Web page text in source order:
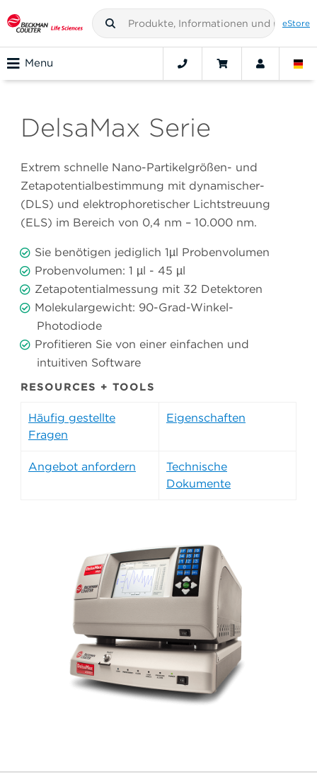
eStore
Menu
DelsaMax Serie
Extrem schnelle Nano-Partikelgrößen- und
Zetapotentialbestimmung mit dynamischer-
(DLS) und elektrophoretischer Lichtstreuung
(ELS) im Bereich von 0,4 nm – 10.000 nm.
Sie benötigen jediglich 1µl Probenvolumen
Probenvolumen: 1 µl - 45 µl
Zetapotentialmessung mit 32 Detektoren
Molekulargewicht: 90-Grad-Winkel-
Photodiode
Profitieren Sie von einer einfachen und
intuitiven Software
RESOURCES + TOOLS
Häufig gestellte
Fragen
Eigenschaften
Angebot anfordern
Technische
Dokumente